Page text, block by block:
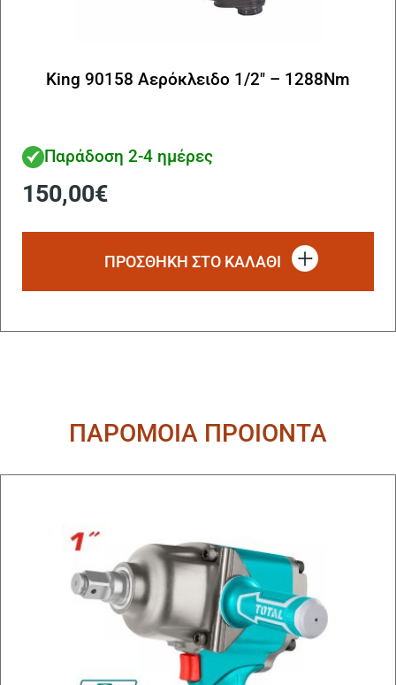
King 90158 Αερόκλειδο 1/2″ – 1288Nm
Παράδοση 2-4 ημέρες
150,00€
ΠΡΟΣΘΗΚΗ ΣΤΟ ΚΑΛΑΘΙ
ΠΑΡΟΜΟΙΑ ΠΡΟΙΟΝΤΑ